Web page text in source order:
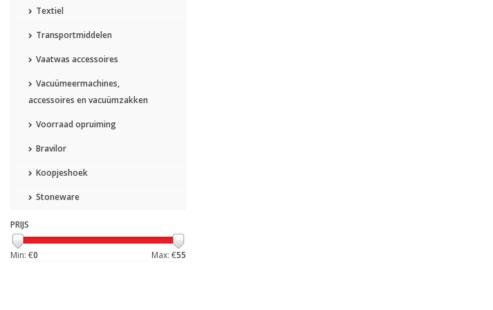
Textiel
Transportmiddelen
Vaatwas accessoires
Vacuümeermachines,
accessoires en vacuümzakken
Voorraad opruiming
Bravilor
Koopjeshoek
Stoneware
PRIJS
Min: €0 Max: €55